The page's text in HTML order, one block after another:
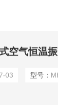
空气恒温
03 型号：